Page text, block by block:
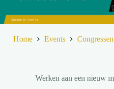
Home Events Congressen
Werken aan een nieuw